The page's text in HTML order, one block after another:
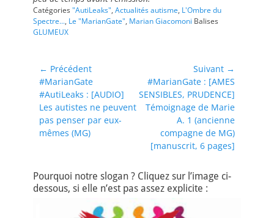
Catégories"AutiLeaks", Actualités autisme, L'Ombre du
Spectre..., Le "MarianGate", Marian Giacomoni Balises
GLUMEUX
Navigation
de
l’article
← Précédent
Article
précédent :
#MarianGate
#AutiLeaks : [AUDIO]
Les autistes ne peuvent
pas penser par eux-
mêmes (MG)
Suivant →
Article
suivant :
#MarianGate : [AMES
SENSIBLES, PRUDENCE]
Témoignage de Marie
A. 1 (ancienne
compagne de MG)
[manuscrit, 6 pages]
Pourquoi notre slogan ? Cliquez sur l’image ci-
dessous, si elle n’est pas assez explicite :